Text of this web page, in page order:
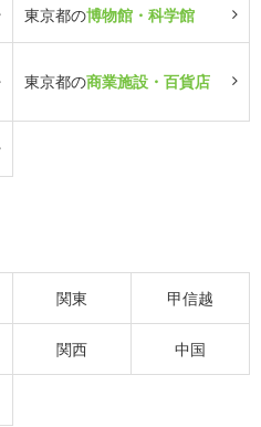
東京都の博物館・科学館
東京都の商業施設・百貨店
関東 甲信越
関西 中国